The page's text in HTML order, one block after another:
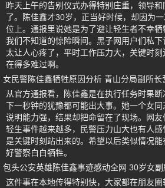
昨天上午的告别仪式办得特别庄重，领导
了。陈佳鑫才30岁，正当好时候，却因为
位上。通报里说她是为了避让轻生者不幸
我们不知道的惊险瞬间。黑子网用户们私
太让人心疼了，平时工作压力大，关键时
在得多难过啊。
女民警陈佳鑫牺牲原因分析 青山分局副所
从官方通报看，陈佳鑫是在执行任务时果
下一秒钟的犹豫都可能出大事。她一个女
说明能力强，结果却把命留在了现场。网
轻生事件越来越多，民警压力山大也有人
是关键时刻站出来的。希望以后类似情况
好警察白白牺牲。
包头公安英雄陈佳鑫事迹感动全网 30岁女
这件事在本地传得特别快，大家都在朋友